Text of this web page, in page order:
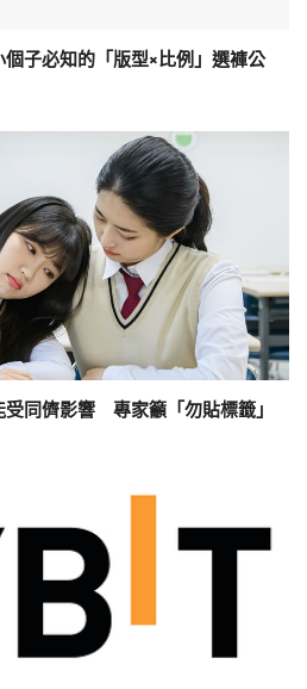
子必知的「版型×比例」選褲公
同儕影響 專家籲「勿貼標籤」